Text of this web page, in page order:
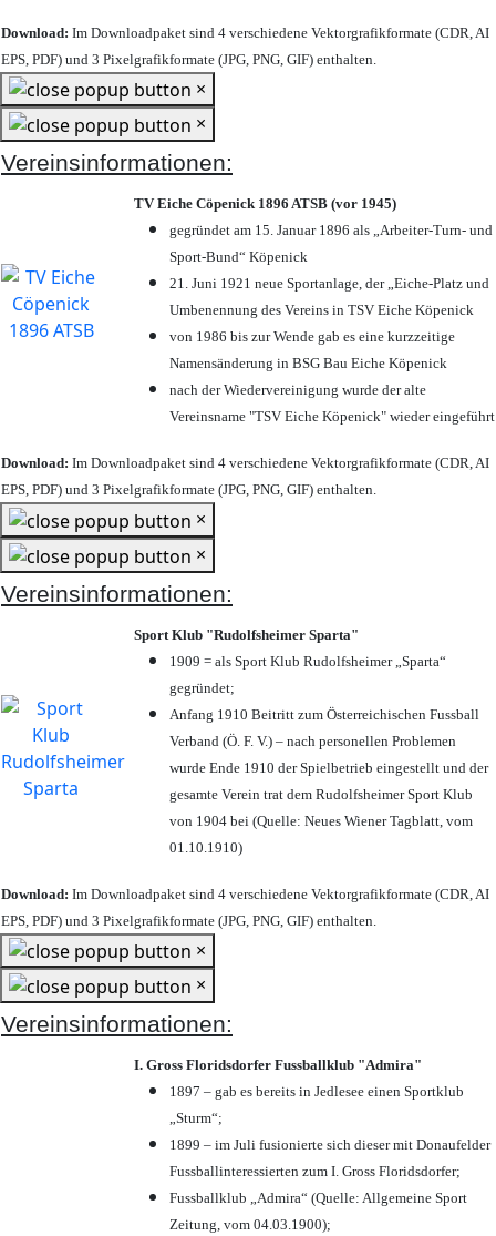
Download: Im Downloadpaket sind 4 verschiedene Vektorgrafikformate (CDR, AI
EPS, PDF) und 3 Pixelgrafikformate (JPG, PNG, GIF) enthalten.
×
×
Vereinsinformationen:
TV Eiche Cöpenick 1896 ATSB (vor 1945)
gegründet am 15. Januar 1896 als „Arbeiter-Turn- und
Sport-Bund“ Köpenick
21. Juni 1921 neue Sportanlage, der „Eiche-Platz und
Umbenennung des Vereins in TSV Eiche Köpenick
von 1986 bis zur Wende gab es eine kurzzeitige
Namensänderung in BSG Bau Eiche Köpenick
nach der Wiedervereinigung wurde der alte
Vereinsname "TSV Eiche Köpenick" wieder eingeführt
Download: Im Downloadpaket sind 4 verschiedene Vektorgrafikformate (CDR, AI
EPS, PDF) und 3 Pixelgrafikformate (JPG, PNG, GIF) enthalten.
×
×
Vereinsinformationen:
Sport Klub "Rudolfsheimer Sparta"
1909 = als Sport Klub Rudolfsheimer „Sparta“
gegründet;
Anfang 1910 Beitritt zum Österreichischen Fussball
Verband (Ö. F. V.) – nach personellen Problemen
wurde Ende 1910 der Spielbetrieb eingestellt und der
gesamte Verein trat dem Rudolfsheimer Sport Klub
von 1904 bei (Quelle: Neues Wiener Tagblatt, vom
01.10.1910)
Download: Im Downloadpaket sind 4 verschiedene Vektorgrafikformate (CDR, AI
EPS, PDF) und 3 Pixelgrafikformate (JPG, PNG, GIF) enthalten.
×
×
Vereinsinformationen:
I. Gross Floridsdorfer Fussballklub "Admira"
1897 – gab es bereits in Jedlesee einen Sportklub
„Sturm“;
1899 – im Juli fusionierte sich dieser mit Donaufelder
Fussballinteressierten zum I. Gross Floridsdorfer;
Fussballklub „Admira“ (Quelle: Allgemeine Sport
Zeitung, vom 04.03.1900);